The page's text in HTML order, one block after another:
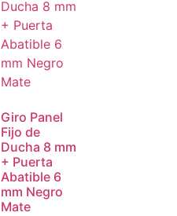
Giro Panel
Fijo de
Ducha 8 mm
+ Puerta
Abatible 6
mm Negro
Mate